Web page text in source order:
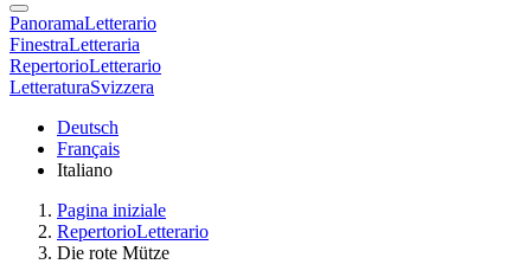
PanoramaLetterario
FinestraLetteraria
RepertorioLetterario
LetteraturaSvizzera
Deutsch
Français
Italiano
Pagina iniziale
RepertorioLetterario
Die rote Mütze